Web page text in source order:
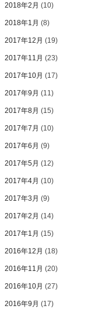
2018年2月 (10)
2018年1月 (8)
2017年12月 (19)
2017年11月 (23)
2017年10月 (17)
2017年9月 (11)
2017年8月 (15)
2017年7月 (10)
2017年6月 (9)
2017年5月 (12)
2017年4月 (10)
2017年3月 (9)
2017年2月 (14)
2017年1月 (15)
2016年12月 (18)
2016年11月 (20)
2016年10月 (27)
2016年9月 (17)